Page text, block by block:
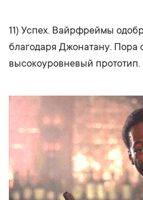
11) Успех. Вайрфреймы
благодаря Джонатану. Пора
высокоуровневый прототип.